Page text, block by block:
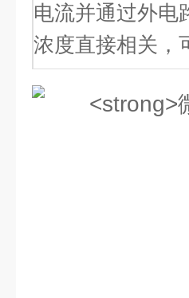
电流并通过外电
浓度直接相关，